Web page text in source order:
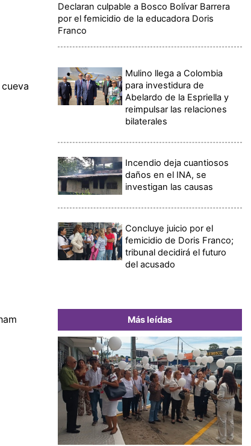
Declaran culpable a Bosco Bolívar Barrera
por el femicidio de la educadora Doris
Franco
Mulino llega a Colombia
para investidura de
Abelardo de la Espriella y
reimpulsar las relaciones
bilaterales
Incendio deja cuantiosos
daños en el INA, se
investigan las causas
Concluye juicio por el
femicidio de Doris Franco;
tribunal decidirá el futuro
del acusado
Más leídas